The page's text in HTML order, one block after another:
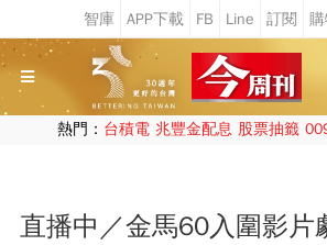
熱門： 台積電 兆豐金配息 股票抽籤
直播中／金馬60入圍影片